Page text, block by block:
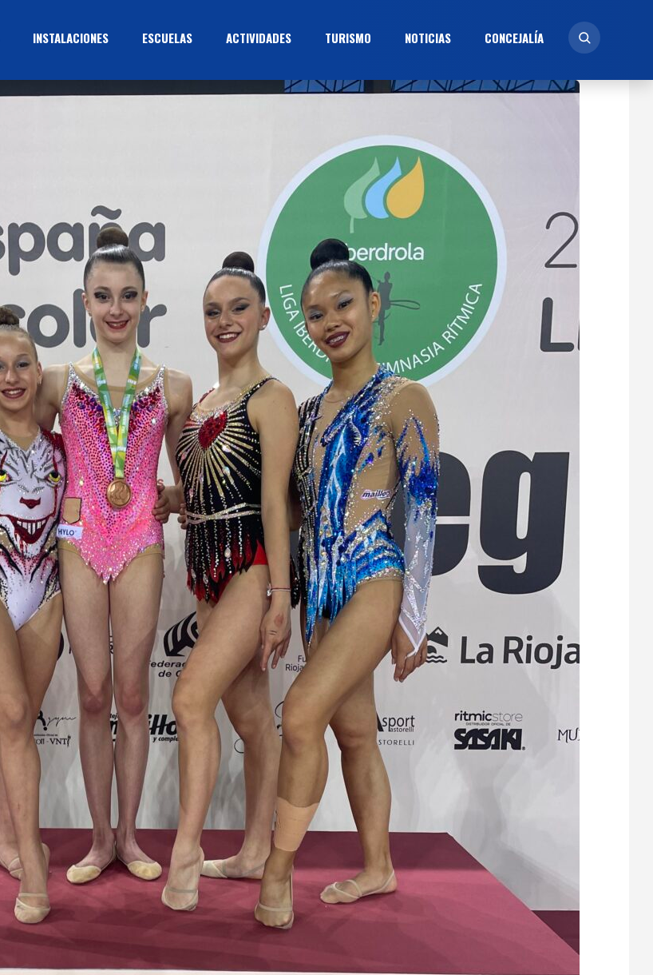
INSTALACIONES ESCUELAS ACTIVIDADES TURISMO NOTICIAS CONCEJALÍ­A